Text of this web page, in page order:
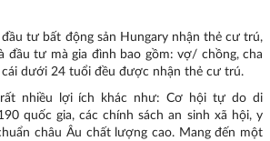
tư bất động sản Hungary nhận thẻ cư trú,
đầu tư mà gia đình bao gồm: vợ/ chồng, cha
dưới 24 tuổi đều được nhận thẻ cư trú.
nhiều lợi ích khác như: Cơ hội tự do di
quốc gia, các chính sách an sinh xã hội, y
châu Âu chất lượng cao. Mang đến một